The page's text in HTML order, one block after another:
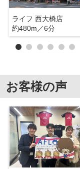
ライフ 西大橋店
約480m／6分
お客様の声